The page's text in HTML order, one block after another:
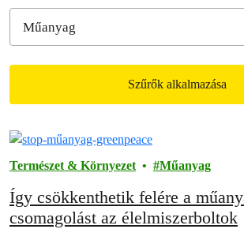
Szűrők alkalmazása
Filtered results
Természet & Környezet Műanyag
Így csökkenthetik felére a
csomagolást az élelmiszerboltok